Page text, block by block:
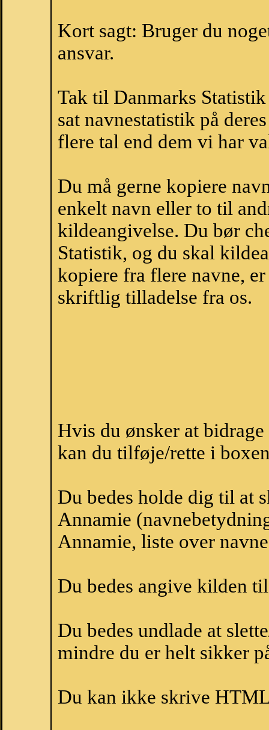
Kort sagt: Bruger du
ansvar.
Tak til Danmarks
sat navnestatistik på
flere tal end dem vi har
Du må gerne kopiere
enkelt navn eller to til
kildeangivelse. Du bør
Statistik, og du skal
kopiere fra flere navne,
skriftlig tilladelse fra os.
Hvis du ønsker at
kan du tilføje/rette i
Du bedes holde dig til at
Annamie
Annamie, liste over
Du bedes angive kilden
Du bedes undlade at
mindre du er helt sikker
Du kan ikke skrive